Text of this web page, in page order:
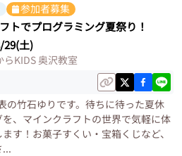
参加者募集
トでプログラミング夏祭り！
29(土)
らKIDS 奥沢教室
の竹石ゆりです。待ちに待った夏休
、マインクラフトの世界で気軽に体
す！お菓子すくい・宝箱くじなど、
...